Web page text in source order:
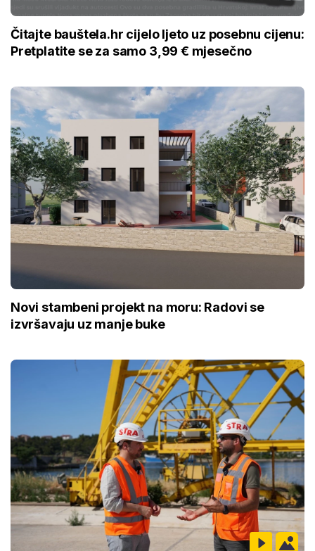
Čitajte bauštela.hr cijelo ljeto uz posebnu cijenu:
Pretplatite se za samo 3,99 € mjesečno
Novi stambeni projekt na moru: Radovi se
izvršavaju uz manje buke